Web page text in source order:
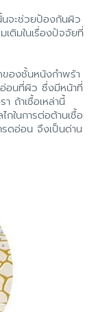
จะช่วยป้องกันผิว
เติมในเรื่องปัจจัยที่
องชั้นหนังกำพร้า
อนที่ผิว ซึ่งมีหน้าที่
ถ้าเชื้อเหล่านี้
กในการต่อต้านเชื้อ
ดอ่อน จึงเป็นด่าน